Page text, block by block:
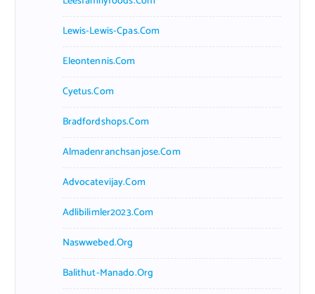
Lewis-Lewis-Cpas.com
Eleontennis.com
Cyetus.com
Bradfordshops.com
Almadenranchsanjose.com
Advocatevijay.com
Adlibilimler2023.com
Naswwebed.org
Balithut-Manado.org